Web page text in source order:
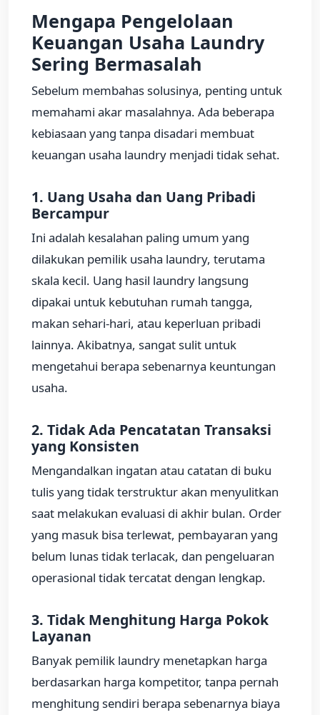
Mengapa Pengelolaan
Keuangan Usaha Laundry
Sering Bermasalah
Sebelum membahas solusinya, penting untuk
memahami akar masalahnya. Ada beberapa
kebiasaan yang tanpa disadari membuat
keuangan usaha laundry menjadi tidak sehat.
1. Uang Usaha dan Uang Pribadi
Bercampur
Ini adalah kesalahan paling umum yang
dilakukan pemilik usaha laundry, terutama
skala kecil. Uang hasil laundry langsung
dipakai untuk kebutuhan rumah tangga,
makan sehari-hari, atau keperluan pribadi
lainnya. Akibatnya, sangat sulit untuk
mengetahui berapa sebenarnya keuntungan
usaha.
2. Tidak Ada Pencatatan Transaksi
yang Konsisten
Mengandalkan ingatan atau catatan di buku
tulis yang tidak terstruktur akan menyulitkan
saat melakukan evaluasi di akhir bulan. Order
yang masuk bisa terlewat, pembayaran yang
belum lunas tidak terlacak, dan pengeluaran
operasional tidak tercatat dengan lengkap.
3. Tidak Menghitung Harga Pokok
Layanan
Banyak pemilik laundry menetapkan harga
berdasarkan harga kompetitor, tanpa pernah
menghitung sendiri berapa sebenarnya biaya